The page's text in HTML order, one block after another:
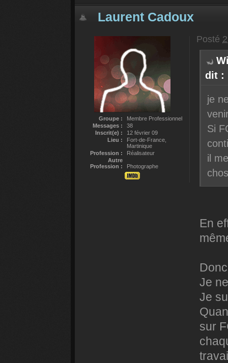
Laurent Cadoux
Groupe :
Membre Professionnel
Messages :
38
Inscrit(e) :
12 février 09
Lieu :
Fort-de-France,
Martinique
Profession :
Réalisateur
Autre
Profession :
Photographe
Posté
dit :
je
Si
il
En
Je
Je
sur